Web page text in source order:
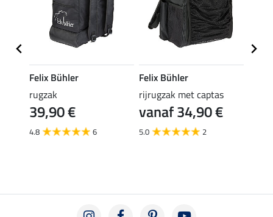
Felix Bühler
rugzak
39,90 €
4.8 6
Felix Bühler
rijrugzak met captas
vanaf 34,90 €
5.0 2